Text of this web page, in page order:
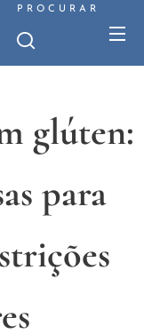
PROCURAR
glúten:
para